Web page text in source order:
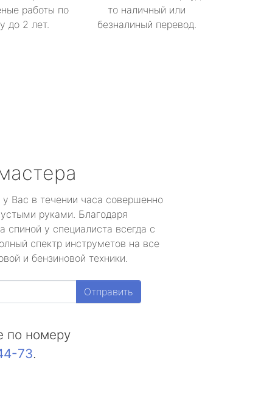
работы по
до 2 лет.
то наличный или
безналиный перевод.
Вас в течении часа совершенно
руками. Благодаря
спиной у специалиста всегда с
спектр инструметов на все
и бензиновой техники.
Отправить
по номеру
73.